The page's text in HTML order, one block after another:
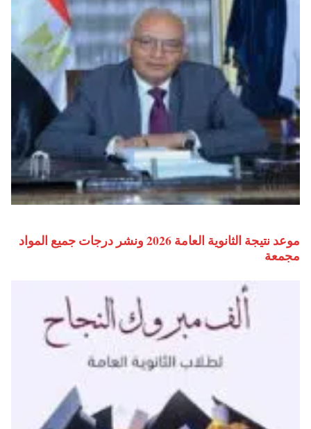
موعد نتيجة الثانوية العامة 2026 ونشر درجات جميع المواد
مجمعة